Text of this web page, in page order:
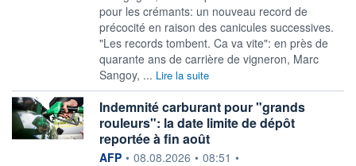
pour les crémants: un nouveau record de
précocité en raison des canicules successives.
"Les records tombent. Ca va vite": en près de
quarante ans de carrière de vigneron, Marc
Sangoy, ... Lire la suite
Indemnité carburant pour "grands
rouleurs": la date limite de dépôt
reportée à fin août
information fournie par
AFP • 08.08.2026 • 08:51 •